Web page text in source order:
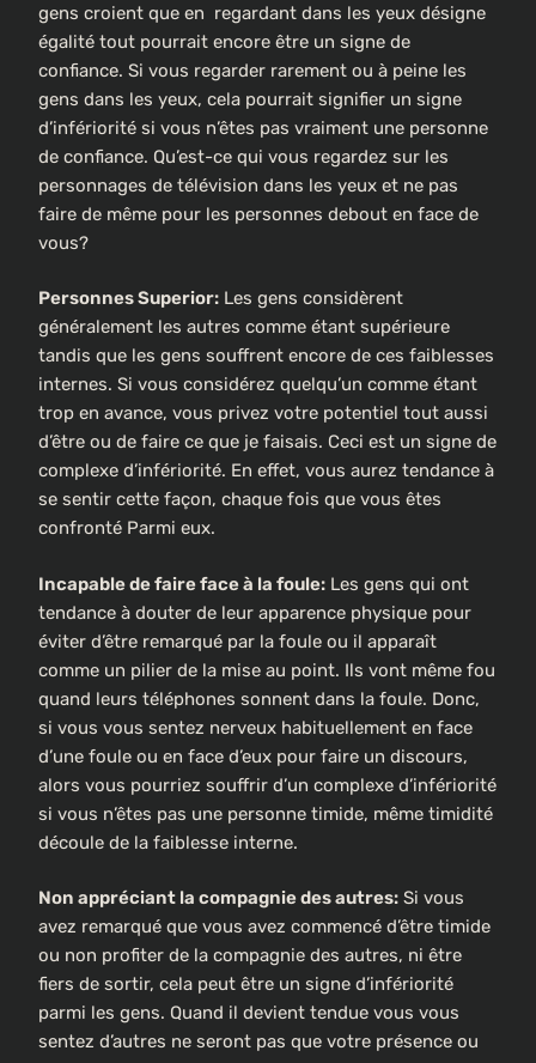
gens croient que en regardant dans les yeux désigne
égalité tout pourrait encore être un signe de
confiance. Si vous regarder rarement ou à peine les
gens dans les yeux, cela pourrait signifier un signe
d’infériorité si vous n’êtes pas vraiment une personne
de confiance. Qu’est-ce qui vous regardez sur les
personnages de télévision dans les yeux et ne pas
faire de même pour les personnes debout en face de
vous?
Personnes Superior: Les gens considèrent
généralement les autres comme étant supérieure
tandis que les gens souffrent encore de ces faiblesses
internes. Si vous considérez quelqu’un comme étant
trop en avance, vous privez votre potentiel tout aussi
d’être ou de faire ce que je faisais. Ceci est un signe de
complexe d’infériorité. En effet, vous aurez tendance à
se sentir cette façon, chaque fois que vous êtes
confronté Parmi eux.
Incapable de faire face à la foule: Les gens qui ont
tendance à douter de leur apparence physique pour
éviter d’être remarqué par la foule ou il apparaît
comme un pilier de la mise au point. Ils vont même fou
quand leurs téléphones sonnent dans la foule. Donc,
si vous vous sentez nerveux habituellement en face
d’une foule ou en face d’eux pour faire un discours,
alors vous pourriez souffrir d’un complexe d’infériorité
si vous n’êtes pas une personne timide, même timidité
découle de la faiblesse interne.
Non appréciant la compagnie des autres: Si vous
avez remarqué que vous avez commencé d’être timide
ou non profiter de la compagnie des autres, ni être
fiers de sortir, cela peut être un signe d’infériorité
parmi les gens. Quand il devient tendue vous vous
sentez d’autres ne seront pas que votre présence ou